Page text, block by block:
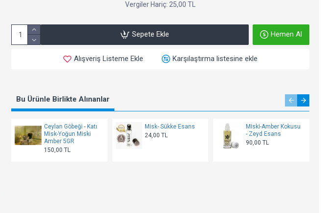
Vergiler Hariç: 25,00 TL
Sepete Ekle Hemen Al
Alışveriş Listeme Ekle Karşılaştırma listesine ekle
Bu Ürünle Birlikte Alınanlar
Ceylan Göbeği - Katı
Misk-Yoğun Miski
Amber 5GR
150,00 TL
Misk- Sükke Esans
24,00 TL
Miski-Amber Kokusu
- Zeyd Esans
90,00 TL